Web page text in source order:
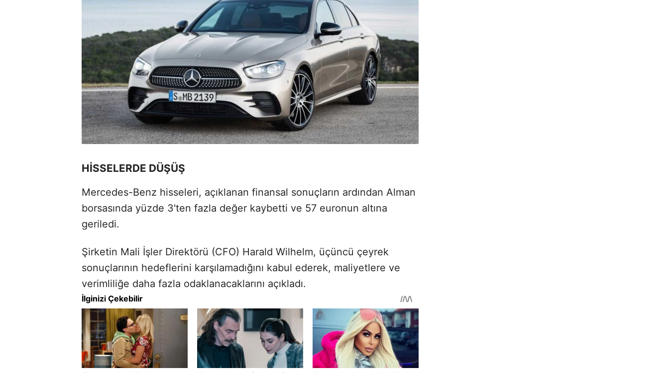
HİSSELERDE DÜŞÜŞ
Mercedes-Benz hisseleri, açıklanan finansal sonuçların ardından Alman
borsasında yüzde 3'ten fazla değer kaybetti ve 57 euronun altına
geriledi.
Şirketin Mali İşler Direktörü (CFO) Harald Wilhelm, üçüncü çeyrek
sonuçlarının hedeflerini karşılamadığını kabul ederek, maliyetlere ve
verimliliğe daha fazla odaklanacaklarını açıkladı.